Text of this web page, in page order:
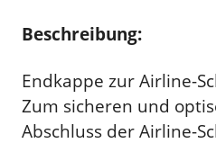
Beschreibung:
Endkappe zur Airline-
Zum sicheren und
Abschluss der Airline-